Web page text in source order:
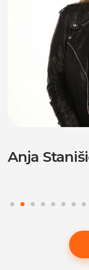
Bokić